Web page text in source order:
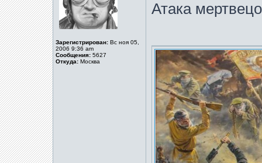
Зарегистрирован: Вс ноя 05,
2006 9:36 am
Сообщения: 5627
Откуда: Москва
Атака